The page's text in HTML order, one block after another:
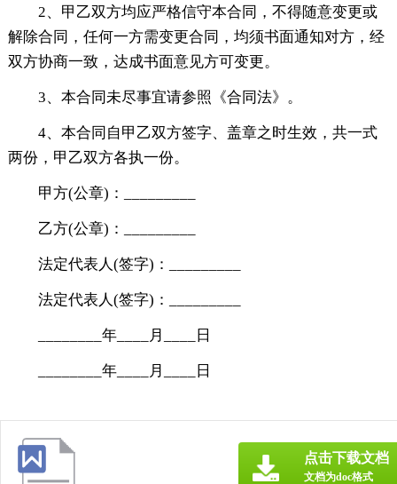
2、甲乙双方均应严格信守本合同，不得随意变更或
解除合同，任何一方需变更合同，均须书面通知对方，经
双方协商一致，达成书面意见方可变更。
3、本合同未尽事宜请参照《合同法》。
4、本合同自甲乙双方签字、盖章之时生效，共一式
两份，甲乙双方各执一份。
甲方(公章)：_________
乙方(公章)：_________
法定代表人(签字)：_________
法定代表人(签字)：_________
________年____月____日
________年____月____日
点击下载文档
文档为doc格式